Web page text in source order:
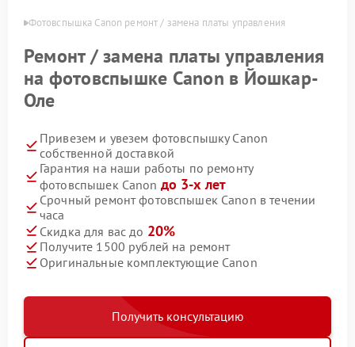
Фотовспышка Canon ремонт / замена платы управления
Ремонт / замена платы управления
на фотовспышке Canon в Йошкар-
Оле
Привезем и увезем фотовспышку Canon
собственной доставкой
Гарантия на наши работы по ремонту
фотовспышек Canon до 3-х лет
Срочный ремонт фотовспышек Canon в течении
часа
Скидка для вас до 20%
Получите 1500 рублей на ремонт
Оригинальные комплектующие Canon
Получить консультацию